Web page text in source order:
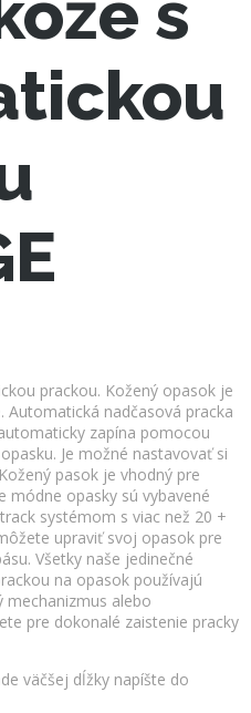
prackou. Kožený opasok je
Automatická nadčasová pracka
zapína pomocou
Je možné nastavovať si
pasok je vhodný pre
módne opasky sú vybavené
systémom s viac než 20 +
upraviť svoj opasok pre
Všetky naše jedinečné
na opasok používajú
mechanizmus alebo
pre dokonalé zaistenie pracky
väčšej dĺžky napíšte do